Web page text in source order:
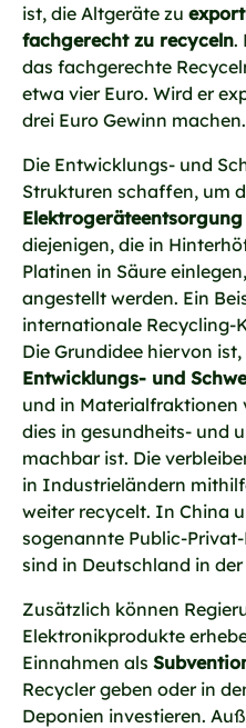
ist, die Altgeräte zu
fachgerecht zu recyceln.
das fachgerechte
etwa vier Euro. Wird er
drei Euro Gewinn machen.
Die Entwicklungs- und
Strukturen schaffen, um
diejenigen, die in
Platinen in Säure
angestellt werden. Ein
internationale Recycling-
Die Grundidee hiervon
Entwicklungs- und
und in Materialfraktionen
dies in gesundheits- und
machbar ist. Die
in Industrieländern
weiter recycelt. In China
sogenannte Public-
sind in Deutschland in
Zusätzlich können
Elektronikprodukte
Einnahmen als
Recycler geben oder in
Deponien investieren.